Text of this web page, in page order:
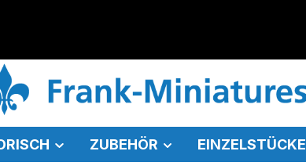
ZUBEHÖR EINZELSTÜCKE